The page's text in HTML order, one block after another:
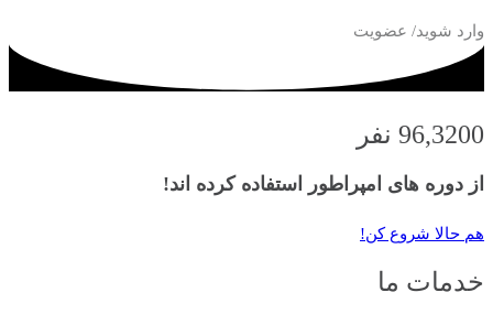
وارد شوید/ عضویت
96,3200 نفر
از دوره های امپراطور استفاده کرده اند!
هم حالا شروع کن!
خدمات ما